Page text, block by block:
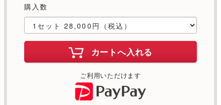
購入数
カートへ入れる
ご利用いただけます